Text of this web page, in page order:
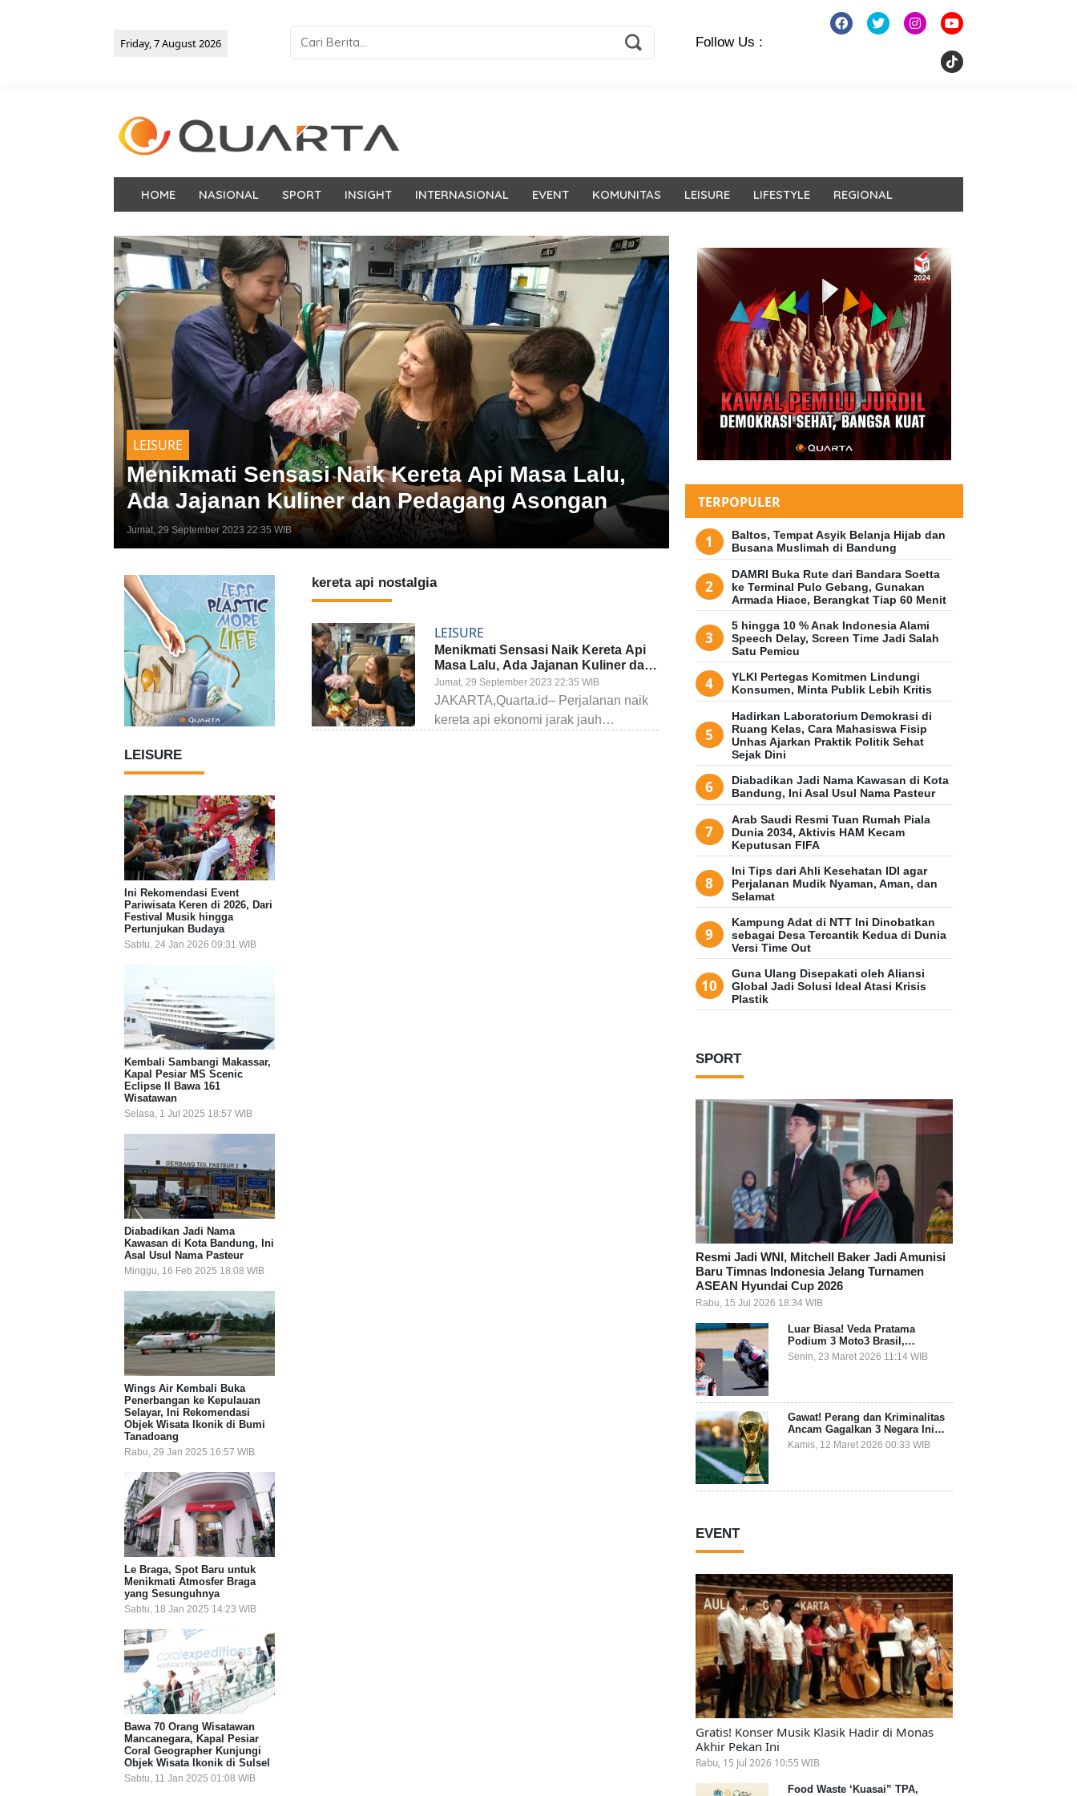
Friday, 7 August 2026 Follow Us :
HOME NASIONAL SPORT INSIGHT INTERNASIONAL EVENT KOMUNITAS LEISURE LIFESTYLE REGIONAL
LEISURE
Menikmati Sensasi Naik Kereta Api Masa Lalu,
Ada Jajanan Kuliner dan Pedagang Asongan
Jumat, 29 September 2023 22:35 WIB
LEISURE
Ini Rekomendasi Event
Pariwisata Keren di 2026, Dari
Festival Musik hingga
Pertunjukan Budaya
Sabtu, 24 Jan 2026 09:31 WIB
Kembali Sambangi Makassar,
Kapal Pesiar MS Scenic
Eclipse II Bawa 161
Wisatawan
Selasa, 1 Jul 2025 18:57 WIB
Diabadikan Jadi Nama
Kawasan di Kota Bandung, Ini
Asal Usul Nama Pasteur
Minggu, 16 Feb 2025 18:08 WIB
Wings Air Kembali Buka
Penerbangan ke Kepulauan
Selayar, Ini Rekomendasi
Objek Wisata Ikonik di Bumi
Tanadoang
Rabu, 29 Jan 2025 16:57 WIB
Le Braga, Spot Baru untuk
Menikmati Atmosfer Braga
yang Sesunguhnya
Sabtu, 18 Jan 2025 14:23 WIB
Bawa 70 Orang Wisatawan
Mancanegara, Kapal Pesiar
Coral Geographer Kunjungi
Objek Wisata Ikonik di Sulsel
Sabtu, 11 Jan 2025 01:08 WIB
kereta api nostalgia
LEISURE
Menikmati Sensasi Naik Kereta Api
Masa Lalu, Ada Jajanan Kuliner dan
Pedagang Asongan
Jumat, 29 September 2023 22:35 WIB
JAKARTA,Quarta.id– Perjalanan naik
kereta api ekonomi jarak jauh…
TERPOPULER
Baltos, Tempat Asyik Belanja Hijab dan
Busana Muslimah di Bandung
DAMRI Buka Rute dari Bandara Soetta
ke Terminal Pulo Gebang, Gunakan
Armada Hiace, Berangkat Tiap 60 Menit
5 hingga 10 % Anak Indonesia Alami
Speech Delay, Screen Time Jadi Salah
Satu Pemicu
YLKI Pertegas Komitmen Lindungi
Konsumen, Minta Publik Lebih Kritis
Hadirkan Laboratorium Demokrasi di
Ruang Kelas, Cara Mahasiswa Fisip
Unhas Ajarkan Praktik Politik Sehat
Sejak Dini
Diabadikan Jadi Nama Kawasan di Kota
Bandung, Ini Asal Usul Nama Pasteur
Arab Saudi Resmi Tuan Rumah Piala
Dunia 2034, Aktivis HAM Kecam
Keputusan FIFA
Ini Tips dari Ahli Kesehatan IDI agar
Perjalanan Mudik Nyaman, Aman, dan
Selamat
Kampung Adat di NTT Ini Dinobatkan
sebagai Desa Tercantik Kedua di Dunia
Versi Time Out
Guna Ulang Disepakati oleh Aliansi
Global Jadi Solusi Ideal Atasi Krisis
Plastik
SPORT
Resmi Jadi WNI, Mitchell Baker Jadi Amunisi
Baru Timnas Indonesia Jelang Turnamen
ASEAN Hyundai Cup 2026
Rabu, 15 Jul 2026 18:34 WIB
Luar Biasa! Veda Pratama
Podium 3 Moto3 Brasil,
Pembalap Indonesia Pertama
Juara Grand Prix
Senin, 23 Maret 2026 11:14 WIB
Gawat! Perang dan Kriminalitas
Ancam Gagalkan 3 Negara Ini
Ikut Piala Dunia 2026
Kamis, 12 Maret 2026 00:33 WIB
EVENT
Gratis! Konser Musik Klasik Hadir di Monas
Akhir Pekan Ini
Rabu, 15 Jul 2026 10:55 WIB
Food Waste ‘Kuasai” TPA,